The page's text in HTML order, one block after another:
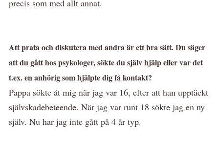
precis som med allt annat.
Att prata och diskutera med andra är ett bra sätt. Du säger
att du gått hos psykologer, sökte du själv hjälp eller var det
t.ex. en anhörig som hjälpte dig få kontakt?
Pappa sökte åt mig när jag var 16, efter att han upptäckt
självskadebeteende. När jag var runt 18 sökte jag en ny
själv. Nu har jag inte gått på 4 år typ.